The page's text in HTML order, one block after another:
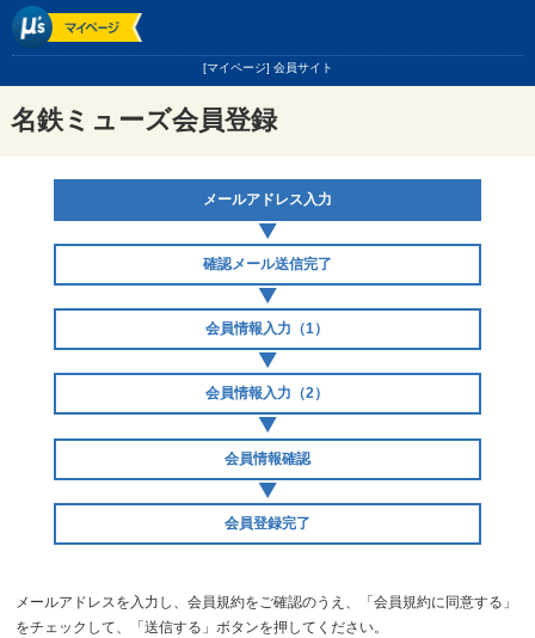
[マイページ] 会員サイト
名鉄ミューズ会員登録
メールアドレス入力
確認メール送信完了
会員情報入力（1）
会員情報入力（2）
会員情報確認
会員登録完了
メールアドレスを入力し、会員規約をご確認のうえ、「会員規約に同意する」
をチェックして、「送信する」ボタンを押してください。